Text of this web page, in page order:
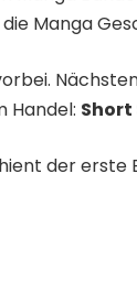
Manga
Handel: Short
der erste